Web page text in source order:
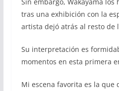
Sin embargo, Wakayama
tras una exhibición con la
artista dejó atrás al resto de
Su interpretación es
momentos en esta primera
Mi escena favorita es la que